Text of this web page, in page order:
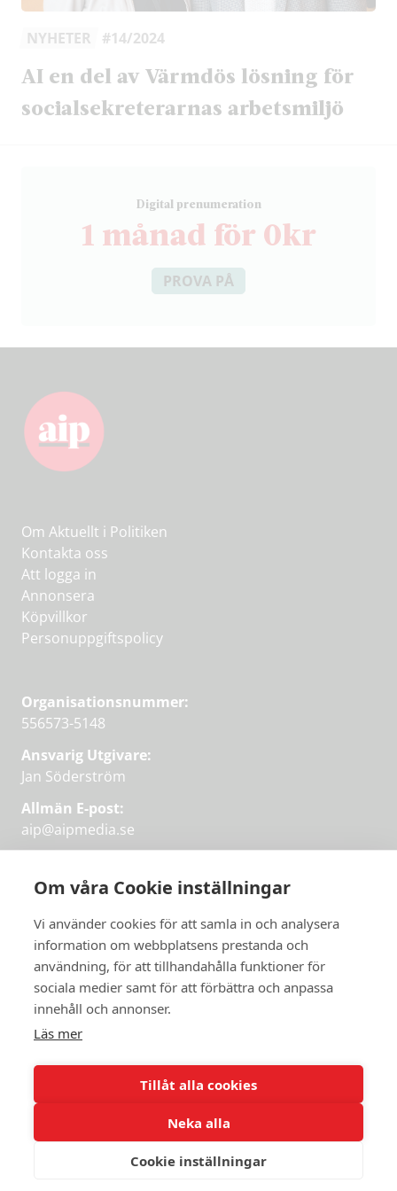
Om våra Cookie inställningar
Vi använder cookies för att samla in och analysera
information om webbplatsens prestanda och
användning, för att tillhandahålla funktioner för
sociala medier samt för att förbättra och anpassa
innehåll och annonser.
Läs mer
Tillåt alla cookies
Neka alla
Cookie inställningar
första månaden
gratis.
PRENUMERERA
NYHETER #14/2024
AI en del av Värmdös lösning för
socialsekreterarnas arbetsmiljö
Digital prenumeration
1 månad för 0kr
PROVA PÅ
Om Aktuellt i Politiken
Kontakta oss
Att logga in
Annonsera
Köpvillkor
Personuppgiftspolicy
Organisationsnummer:
556573-5148
Ansvarig Utgivare:
Jan Söderström
Allmän E-post:
aip@aipmedia.se
aip@flowyinfo.seeller 08-1210 60 40.
Instagram
LinkedIn
Twitter
Facebook
Få veckans bästa
artiklar på mejlen
PRENUMERERA
© 2026 Aktuellt i Politiken.